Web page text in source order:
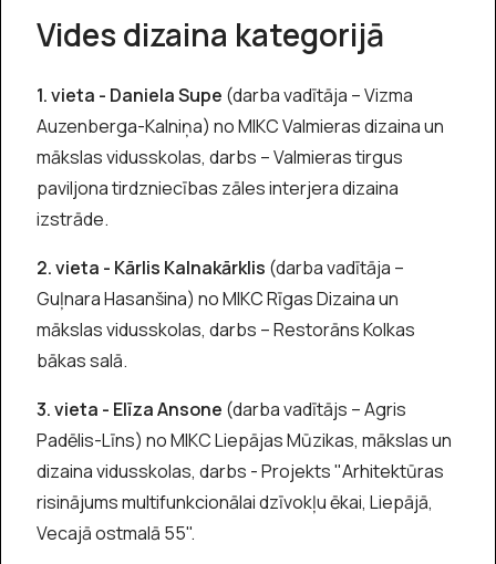
Vides dizaina kategorijā
1. vieta - Daniela Supe (darba vadītāja – Vizma
Auzenberga-Kalniņa) no MIKC Valmieras dizaina un
mākslas vidusskolas, darbs – Valmieras tirgus
paviljona tirdzniecības zāles interjera dizaina
izstrāde.
2. vieta - Kārlis Kalnakārklis (darba vadītāja –
Guļnara Hasanšina) no MIKC Rīgas Dizaina un
mākslas vidusskolas, darbs – Restorāns Kolkas
bākas salā.
3. vieta - Elīza Ansone (darba vadītājs – Agris
Padēlis-Līns) no MIKC Liepājas Mūzikas, mākslas un
dizaina vidusskolas, darbs - Projekts "Arhitektūras
risinājums multifunkcionālai dzīvokļu ēkai, Liepājā,
Vecajā ostmalā 55".